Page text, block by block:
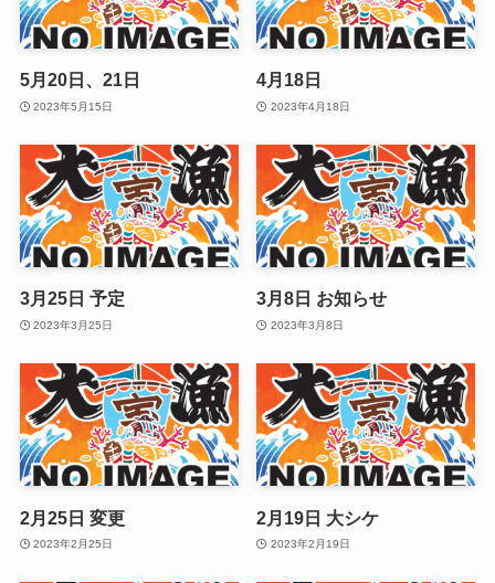
5月20日、21日
2023年5月15日
4月18日
2023年4月18日
3月25日 予定
2023年3月25日
3月8日 お知らせ
2023年3月8日
2月25日 変更
2023年2月25日
2月19日 大シケ
2023年2月19日